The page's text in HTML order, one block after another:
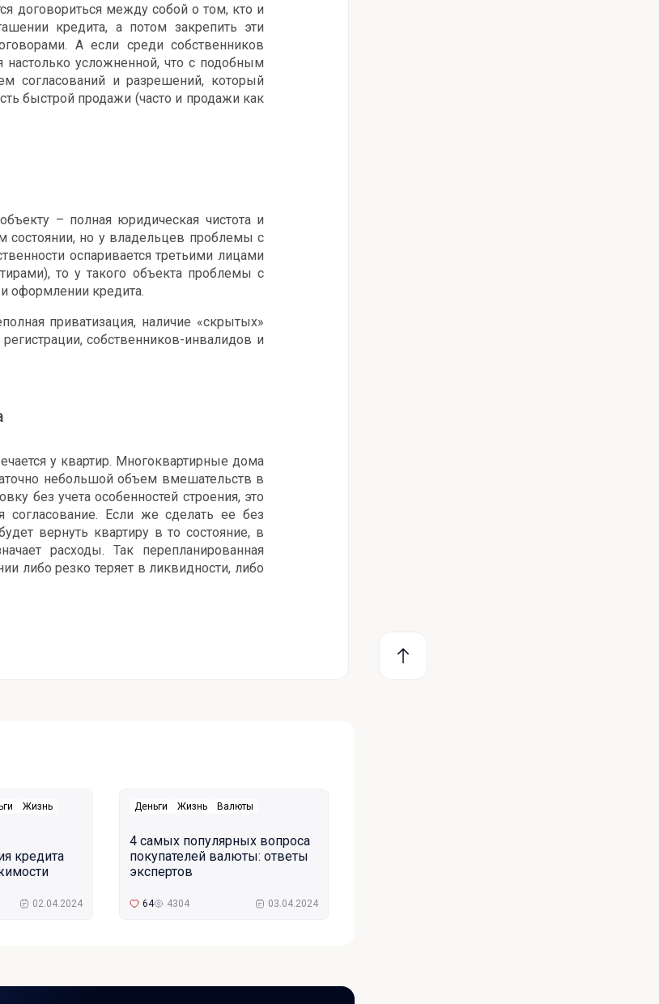
договориться между собой о том, кто и
кредита, а потом закрепить эти
А если среди собственников
настолько усложненной, что с подобным
согласований и разрешений, который
быстрой продажи (часто и продажи как
– полная юридическая чистота и
состоянии, но у владельцев проблемы с
оспаривается третьими лицами
то у такого объекта проблемы с
оформлении кредита.
приватизация, наличие «скрытых»
собственников-инвалидов и
у квартир. Многоквартирные дома
небольшой объем вмешательств в
без учета особенностей строения, это
согласование. Если же сделать ее без
вернуть квартиру в то состояние, в
расходы. Так перепланированная
либо резко теряет в ликвидности, либо
Жизнь
кредита
02.04.2024
Деньги Жизнь Валюты
4 самых популярных вопроса
покупателей валюты: ответы
экспертов
64 4304 03.04.2024